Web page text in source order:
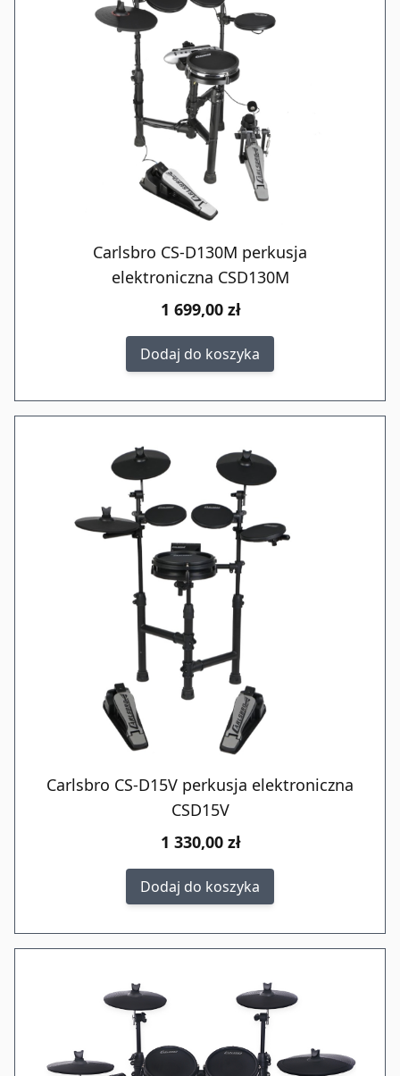
Carlsbro CS-D130M perkusja
elektroniczna CSD130M
1 699,00 zł
Dodaj do koszyka
Carlsbro CS-D15V perkusja elektroniczna
CSD15V
1 330,00 zł
Dodaj do koszyka